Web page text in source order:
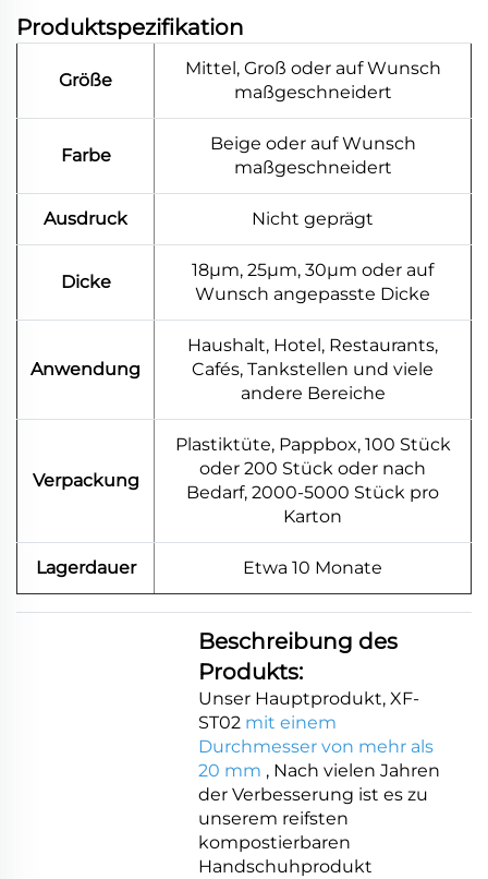
Produktspezifikation
Größe
Mittel, Groß oder auf Wunsch
maßgeschneidert
Farbe
Beige oder auf Wunsch
maßgeschneidert
Ausdruck Nicht geprägt
Dicke
18μm, 25μm, 30μm oder auf
Wunsch angepasste Dicke
Anwendung
Haushalt, Hotel, Restaurants,
Cafés, Tankstellen und viele
andere Bereiche
Verpackung
Plastiktüte, Pappbox, 100 Stück
oder 200 Stück oder nach
Bedarf, 2000-5000 Stück pro
Karton
Lagerdauer Etwa 10 Monate
Beschreibung des
Produkts:
Unser Hauptprodukt, XF-
ST02 mit einem
Durchmesser von mehr als
20 mm , Nach vielen Jahren
der Verbesserung ist es zu
unserem reifsten
kompostierbaren
Handschuhprodukt